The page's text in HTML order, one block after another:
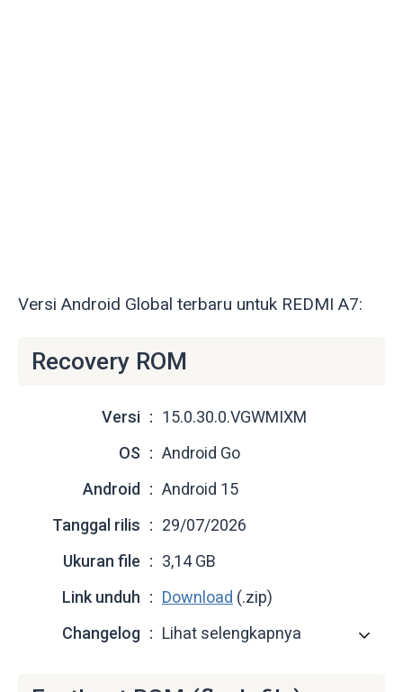
Versi Android Global terbaru untuk REDMI A7:
Recovery ROM
Versi
15.0.30.0.VGWMIXM
OS
Android Go
Android
Android 15
Tanggal rilis
29/07/2026
Ukuran file
3,14 GB
Link unduh
Download (.zip)
Changelog
Lihat selengkapnya